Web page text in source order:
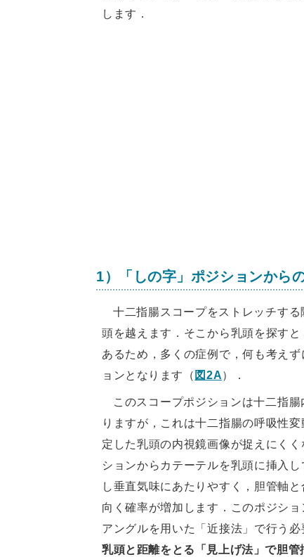
します．
1）「しの字」ポジションから
十二指腸スコープをストレッチす
頭を越えます．そこから乳頭を探す
あるため，多くの症例で，何も考え
ョンとなります（ 図2A）．
このスコープポジションは十二指
りますが，これは十二指腸の呼吸性
定した乳頭の内視鏡画像が捉えにく
ションからカテーテルを乳頭に挿入
し垂直気味にあたりやすく，胆管軸
向く確率が増加します．このポジシ
アングルを用いた「近接法」で行う必
乳頭と距離をとる「見上げ法」で胆